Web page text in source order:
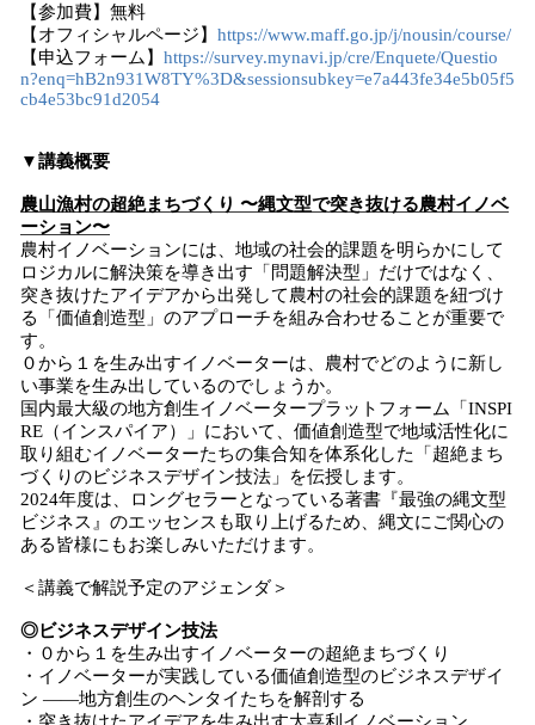
【参加費】無料
【オフィシャルページ】 https://www.maff.go.jp/j/nousin/course/
【申込フォーム】 https://survey.mynavi.jp/cre/Enquete/Questio
n?enq=hB2n931W8TY%3D&sessionsubkey=e7a443fe34e5b05f5
cb4e53bc91d2054
▼講義概要
農山漁村の超絶まちづくり 〜縄文型で突き抜ける農村イノベ
ーション〜
農村イノベーションには、地域の社会的課題を明らかにして
ロジカルに解決策を導き出す「問題解決型」だけではなく、
突き抜けたアイデアから出発して農村の社会的課題を紐づけ
る「価値創造型」のアプローチを組み合わせることが重要で
す。
０から１を生み出すイノベーターは、農村でどのように新し
い事業を生み出しているのでしょうか。
国内最大級の地方創生イノベータープラットフォーム「INSPI
RE（インスパイア）」において、価値創造型で地域活性化に
取り組むイノベーターたちの集合知を体系化した「超絶まち
づくりのビジネスデザイン技法」を伝授します。
2024年度は、ロングセラーとなっている著書『最強の縄文型
ビジネス』のエッセンスも取り上げるため、縄文にご関心の
ある皆様にもお楽しみいただけます。
＜講義で解説予定のアジェンダ＞
◎ビジネスデザイン技法
・０から１を生み出すイノベーターの超絶まちづくり
・イノベーターが実践している価値創造型のビジネスデザイ
ン ——地方創生のヘンタイたちを解剖する